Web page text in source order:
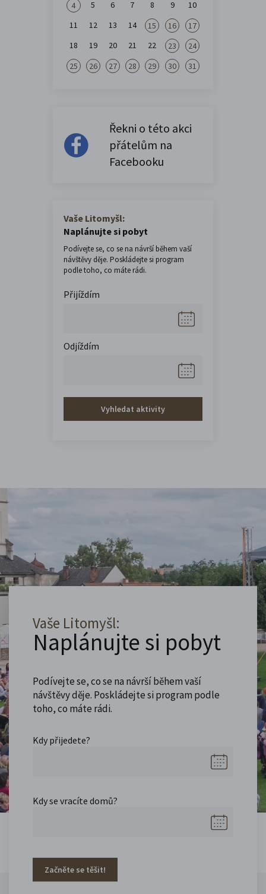
4 5 6 7 8 9
10
11
12 13 14 15 16
17
18
19 20 21 22 23
24
25
26 27 28 29 30 31
Řekni o této akci
přátelům na
Facebooku
Vaše Litomyšl:
Naplánujte si pobyt
Podívejte se, co se na návrší během vaší
návštěvy děje. Poskládejte si program
podle toho, co máte rádi.
Přijíždím
Odjíždím
Vyhledat aktivity
Vaše Litomyšl:
Naplánujte si pobyt
Podívejte se, co se na návrší během vaší
návštěvy děje. Poskládejte si program podle
toho, co máte rádi.
Kdy přijedete?
Kdy se vracíte domů?
Začněte se těšit!